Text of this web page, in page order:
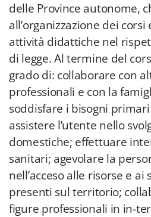
delle Province autonome,
all’organizzazione dei
attività didattiche nel
di legge. Al termine del
grado di: collaborare con
professionali e con la
soddisfare i bisogni
assistere l’utente nello
domestiche; effettuare
sanitari; agevolare la
nell’acceso alle risorse e
presenti sul territorio;
figure professionali in in-